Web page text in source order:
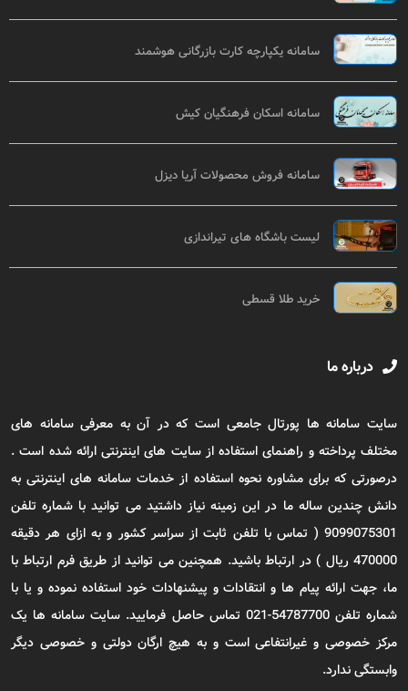
سامانه یکپارچه کارت بازرگانی هوشمند
سامانه اسکان فرهنگیان کیش
سامانه فروش محصولات آریا دیزل
لیست باشگاه های تیراندازی
خرید طلا قسطی
درباره ما
سایت سامانه ها پورتال جامعی است که در آن به معرفی سامانه های
مختلف پرداخته و راهنمای استفاده از سایت های اینترنتی ارائه شده است .
درصورتی که برای مشاوره نحوه استفاده از خدمات سامانه های اینترنتی به
دانش چندین ساله ما در این زمینه نیاز داشتید می توانید با شماره تلفن
9099075301 ( تماس با تلفن ثابت از سراسر کشور و به ازای هر دقیقه
470000 ریال ) در ارتباط باشید. همچنین می توانید از طریق فرم ارتباط با
ما، جهت ارائه پیام ها و انتقادات و پیشنهادات خود استفاده نموده و یا با
شماره تلفن 54787700-021 تماس حاصل فرمایید. سایت سامانه ها یک
مرکز خصوصی و غیرانتفاعی است و به هیچ ارگان دولتی و خصوصی دیگر
وابستگی ندارد.